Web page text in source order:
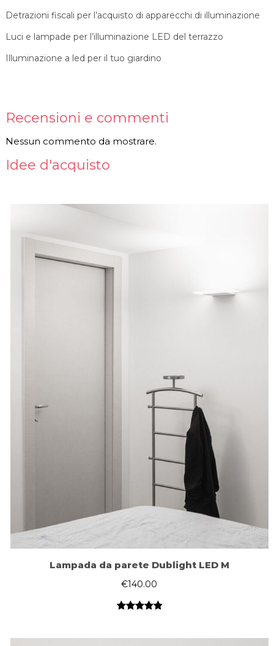
Detrazioni fiscali per l’acquisto di apparecchi di illuminazione
Luci e lampade per l’illuminazione LED del terrazzo
Illuminazione a led per il tuo giardino
Recensioni e commenti
Nessun commento da mostrare.
Idee d'acquisto
Lampada da parete Dublight LED M
€140.00